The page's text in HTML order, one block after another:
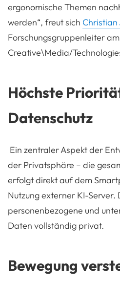
ergonomische Themen
werden“, freut sich Christian
Forschungsgruppenleiter am
Creative\Media/
Höchste
Datenschutz
Ein zentraler Aspekt der
der Privatsphäre – die
erfolgt direkt auf dem
Nutzung externer KI-Server.
personenbezogene und
Daten vollständig privat.
Bewegung